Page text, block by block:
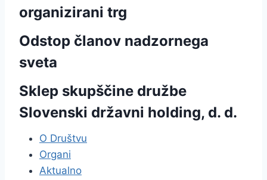
organizirani trg
Odstop članov nadzornega
sveta
Sklep skupščine družbe
Slovenski državni holding, d. d.
O Društvu
Organi
Aktualno